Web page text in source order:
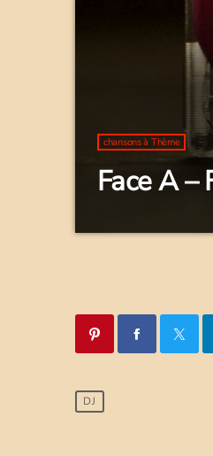
chansons à Thème
Face A –
DJ